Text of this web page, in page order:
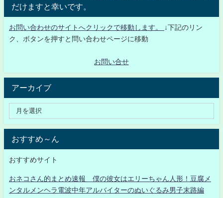
だけますと幸いです。
お問い合わせのサイトへクリックで移動します。
↓下記のリン
ク、ボタンを押すと問い合わせページに移動
お問い合せ
アーカイブ
おすすめ～ん
おすすめサイト
おネコさん的まとめ速報 僕の彼女はエリーちゃん人形！豆腐メ
ンタルメンヘラ電波中年アルバイターのぬいぐるみ男子末路編